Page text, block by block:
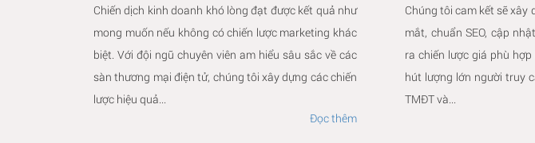
Chiến dịch kinh doanh khó lòng đạt được kết quả như
mong muốn nếu không có chiến lược marketing khác
biệt. Với đội ngũ chuyên viên am hiểu sâu sắc về các
sàn thương mại điện tử, chúng tôi xây dựng các chiến
lược hiệu quả...
Đọc thêm
Chúng tôi cam kết sẽ xây
mắt, chuẩn SEO, cập
ra chiến lược giá phù
hút lượng lớn người truy
TMĐT và...